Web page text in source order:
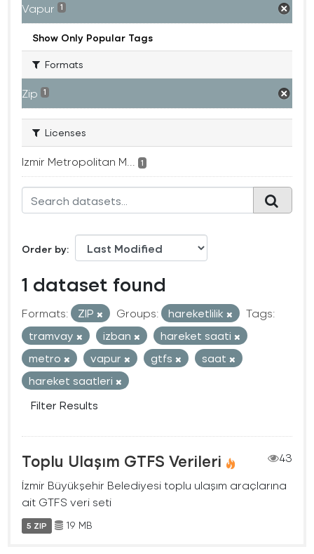
Vapur 1
Show Only Popular Tags
Formats
Zip 1
Licenses
Izmir Metropolitan M... 1
Order by
1 dataset found
Formats: ZIP Groups: hareketlilik
Tags:
tramvay
izban
hareket saati
metro
vapur gtfs
saat
hareket saatleri
Filter Results
Toplu Ulaşım GTFS Verileri
43
İzmir Büyükşehir Belediyesi toplu ulaşım araçlarına
ait GTFS veri seti
5 ZIP 19 MB